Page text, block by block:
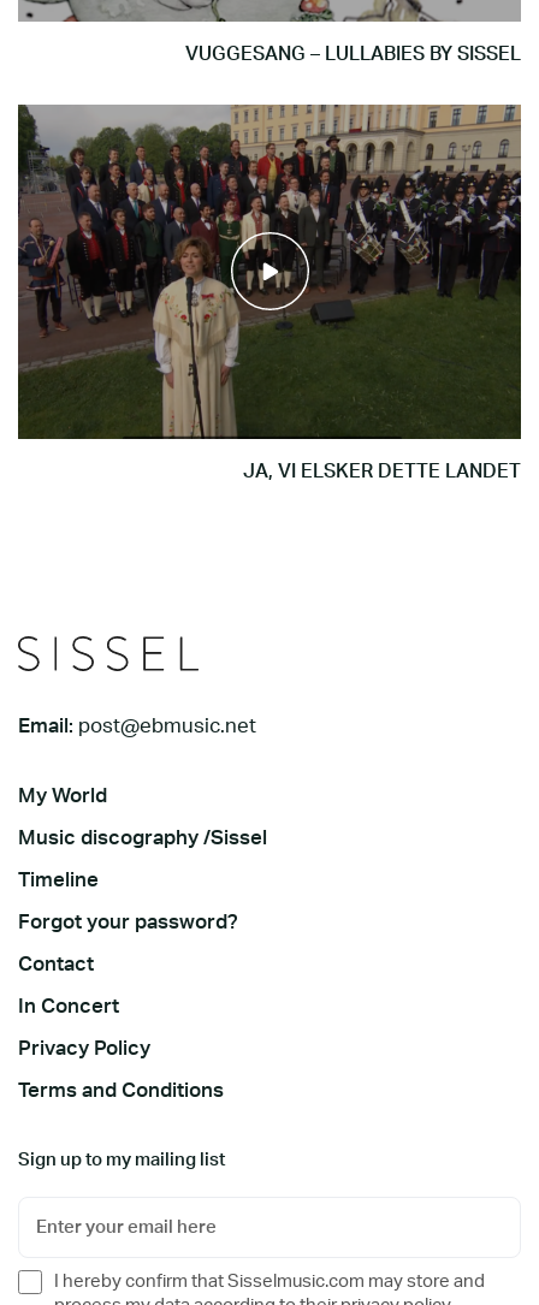
VUGGESANG – LULLABIES BY SISSEL
JA, VI ELSKER DETTE LANDET
Email: post@ebmusic.net
My World
Music discography /Sissel
Timeline
Forgot your password?
Contact
In Concert
Privacy Policy
Terms and Conditions
Sign up to my mailing list
I hereby confirm that Sisselmusic.com may store and